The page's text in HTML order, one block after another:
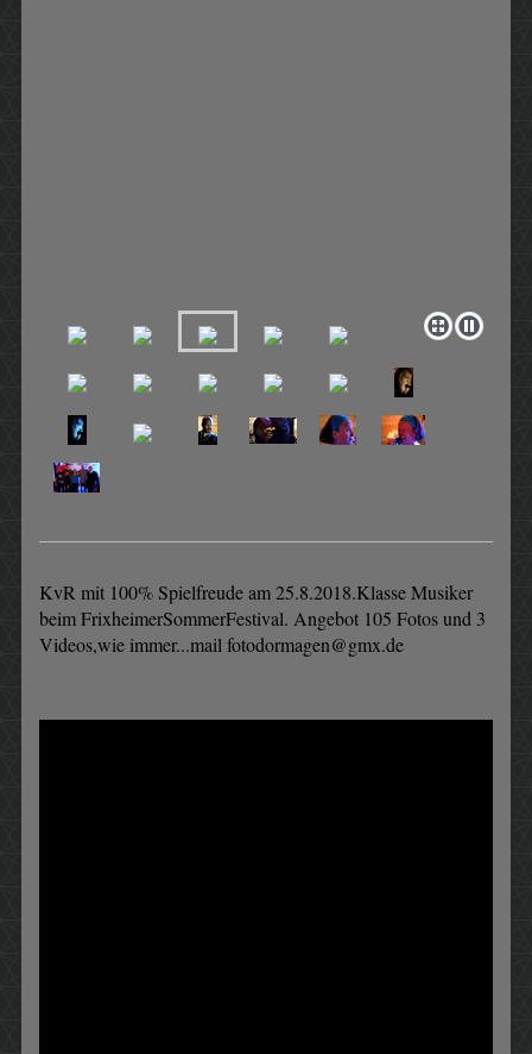
KvR mit 100% Spielfreude am 25.8.2018.Klasse Musiker
beim FrixheimerSommerFestival. Angebot 105 Fotos und 3
Videos,wie immer...mail fotodormagen@gmx.de